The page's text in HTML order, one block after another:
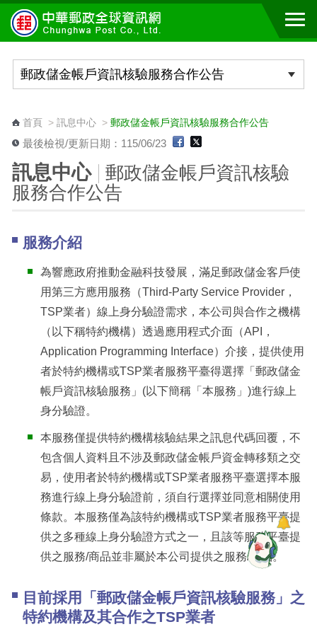
跳到主要內容區塊
首頁> 訊息中心> 郵政儲金帳戶資訊核驗服務合作公告
最後檢視/更新日期：115/06/23
訊息中心
郵政儲金帳戶資訊核驗
服務合作公告
服務介紹
為響應政府推動金融科技發展，滿足郵政儲金客戶使
用第三方應用服務（Third-Party Service Provider，
TSP業者）線上身分驗證需求，本公司與合作之機構
（以下稱特約機構）透過應用程式介面（API，
Application Programming Interface）介接，提供使用
者於特約機構或TSP業者服務平臺得選擇「郵政儲金
帳戶資訊核驗服務」(以下簡稱「本服務」)進行線上
身分驗證。
本服務僅提供特約機構核驗結果之訊息代碼回覆，不
包含個人資料且不涉及郵政儲金帳戶資金轉移類之交
易，使用者於特約機構或TSP業者服務平臺選擇本服
務進行線上身分驗證前，須自行選擇並同意相關使用
條款。本服務僅為該特約機構或TSP業者服務平臺提
供之多種線上身分驗證方式之一，且該等服務平臺提
供之服務/商品並非屬於本公司提供之服務/商品。
目前採用「郵政儲金帳戶資訊核驗服務」之
特約機構及其合作之TSP業者